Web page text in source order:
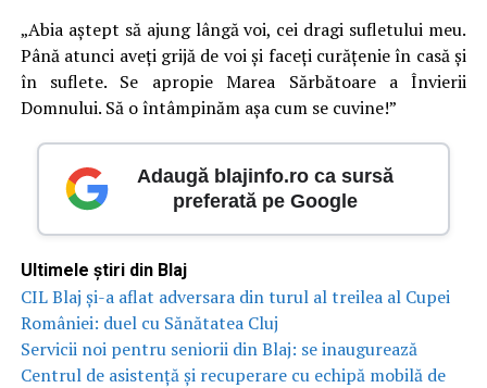
„Abia aștept să ajung lângă voi, cei dragi sufletului meu.
Până atunci aveți grijă de voi și faceți curățenie în casă și
în suflete. Se apropie Marea Sărbătoare a Învierii
Domnului. Să o întâmpinăm așa cum se cuvine!”
Adaugă blajinfo.ro ca sursă
preferată pe Google
Ultimele știri din Blaj
CIL Blaj și-a aflat adversara din turul al treilea al Cupei
României: duel cu Sănătatea Cluj
Servicii noi pentru seniorii din Blaj: se inaugurează
Centrul de asistență și recuperare cu echipă mobilă de